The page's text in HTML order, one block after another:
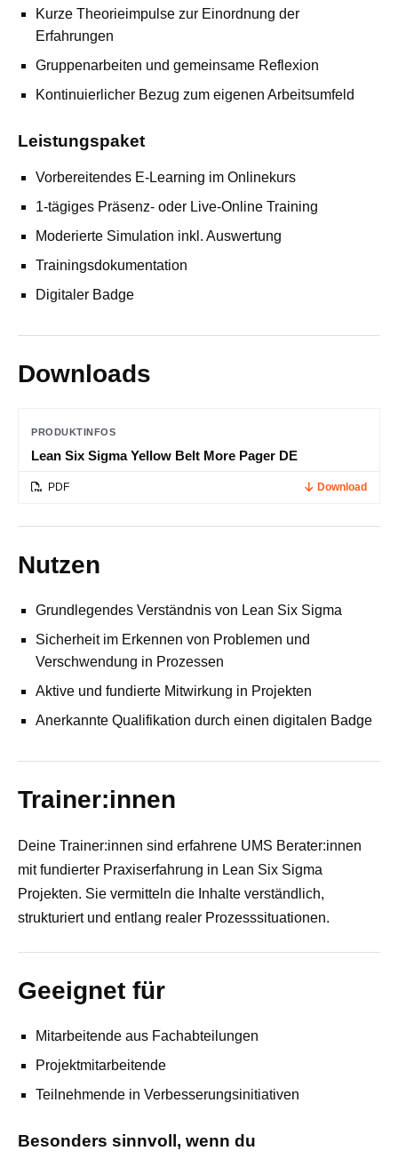
Kurze Theorieimpulse zur Einordnung der
Erfahrungen
Gruppenarbeiten und gemeinsame Reflexion
Kontinuierlicher Bezug zum eigenen Arbeitsumfeld
Leistungspaket
Vorbereitendes E-Learning im Onlinekurs
1-tägiges Präsenz- oder Live-Online Training
Moderierte Simulation inkl. Auswertung
Trainingsdokumentation
Digitaler Badge
Downloads
PRODUKTINFOS
Lean Six Sigma Yellow Belt More Pager DE
PDF Download
Nutzen
Grundlegendes Verständnis von Lean Six Sigma
Sicherheit im Erkennen von Problemen und
Verschwendung in Prozessen
Aktive und fundierte Mitwirkung in Projekten
Anerkannte Qualifikation durch einen digitalen Badge
Trainer:innen
Deine Trainer:innen sind erfahrene UMS Berater:innen
mit fundierter Praxiserfahrung in Lean Six Sigma
Projekten. Sie vermitteln die Inhalte verständlich,
strukturiert und entlang realer Prozesssituationen.
Geeignet für
Mitarbeitende aus Fachabteilungen
Projektmitarbeitende
Teilnehmende in Verbesserungsinitiativen
Besonders sinnvoll, wenn du